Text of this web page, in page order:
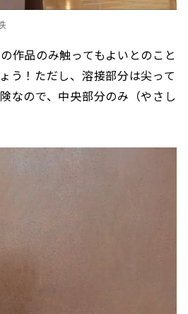
作品のみ触ってもよいとのこと
う！ただし、溶接部分は尖って
なので、中央部分のみ（やさし